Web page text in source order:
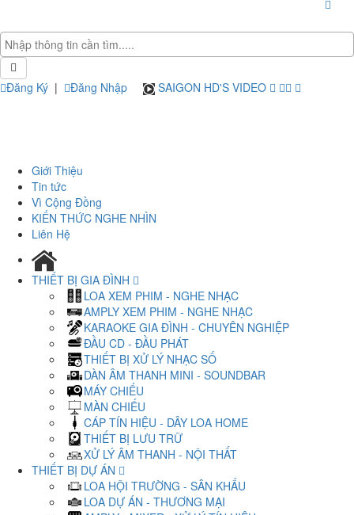
Đăng Ký | Đăng Nhập SAIGON HD'S VIDEO
Giới Thiệu
Tin tức
Vì Cộng Đồng
KIẾN THỨC NGHE NHÌN
Liên Hệ
THIẾT BỊ GIA ĐÌNH
LOA XEM PHIM - NGHE NHẠC
AMPLY XEM PHIM - NGHE NHẠC
KARAOKE GIA ĐÌNH - CHUYÊN NGHIỆP
ĐẦU CD - ĐẦU PHÁT
THIẾT BỊ XỬ LÝ NHẠC SỐ
DÀN ÂM THANH MINI - SOUNDBAR
MÁY CHIẾU
MÀN CHIẾU
CÁP TÍN HIỆU - DÂY LOA HOME
THIẾT BỊ LƯU TRỮ
XỬ LÝ ÂM THANH - NỘI THẤT
THIẾT BỊ DỰ ÁN
LOA HỘI TRƯỜNG - SÂN KHẤU
LOA DỰ ÁN - THƯƠNG MẠI